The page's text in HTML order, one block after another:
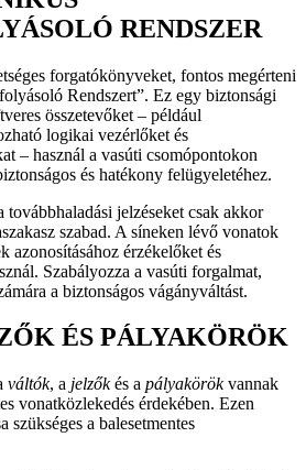
RENDSZER
forgatókönyveket, fontos megérteni
Rendszert”. Ez egy biztonsági
összetevőket – például
logikai vezérlőket és
– használ a vasúti csomópontokon
és hatékony felügyeletéhez.
jelzéseket csak akkor
szabad. A síneken lévő vonatok
azonosításához érzékelőket és
Szabályozza a vasúti forgalmat,
a biztonságos vágányváltást.
ÉS PÁLYAKÖRÖK
váltók, a jelzőkés a pályakörökvannak
vonatközlekedés érdekében. Ezen
szükséges a balesetmentes